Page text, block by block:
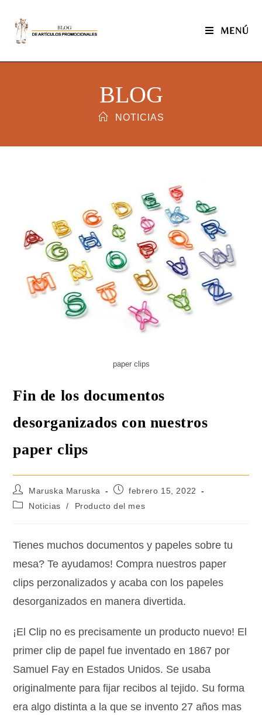
MENÚ
BLOG
NOTICIAS
paper clips
Fin de los documentos
desorganizados con nuestros
paper clips
Maruska Maruska
febrero 15, 2022
Noticias
/ Producto del mes
Tienes muchos documentos y papeles sobre tu
mesa? Te ayudamos! Compra nuestros paper
clips perzonalizados y acaba con los papeles
desorganizados en manera divertida.
¡El Clip no es precisamente un producto nuevo! El
primer clip de papel fue inventado en 1867 por
Samuel Fay en Estados Unidos. Se usaba
originalmente para fijar recibos al tejido. Su forma
era algo distinta a la que se invento 27 años mas